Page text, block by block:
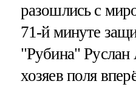
разошлись с
71-й минуте
"Рубина"
хозяев поля